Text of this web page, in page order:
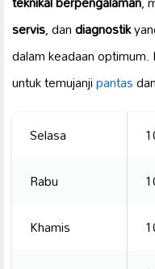
servis, dandiagnostik
dalam keadaan
untuk temujanjipantas
Selasa
Rabu
Khamis